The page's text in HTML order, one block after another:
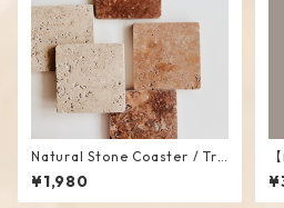
Natural Stone Coaster / Tra
y
¥1,980